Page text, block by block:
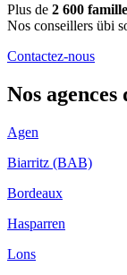
Plus de 2 600
Nos conseillers übi
Contactez-nous
Nos agences
Agen
Biarritz (BAB)
Bordeaux
Hasparren
Lons